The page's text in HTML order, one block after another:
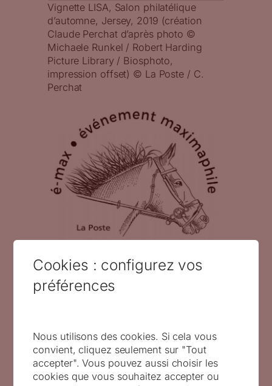
Vignette LISA, Salon philatélique
d’automne, Jersey, 2019 (création
Claude Perchat d’après photo ©
Michaele Runkel / Robert Harding
Picture Library / Biosphoto,
impression offset) © La Poste / C.
Perchat
Timbre à date « é-max, événement
Perchat)
Cookies : configurez vos
préférences
Nous utilisons des cookies. Si cela vous
convient, cliquez seulement sur "Tout
accepter". Vous pouvez aussi choisir les
cookies que vous souhaitez accepter ou